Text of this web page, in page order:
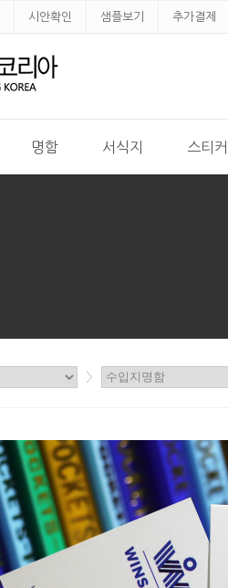
시안확인 샘플보기 추가결제
명함 서식지 스티커
>